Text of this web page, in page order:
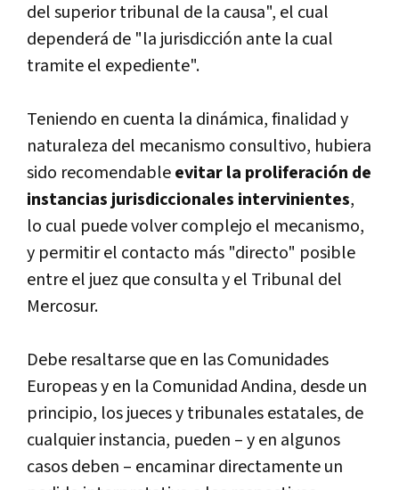
del superior tribunal de la causa", el cual
dependerá de "la jurisdicción ante la cual
tramite el expediente".
Teniendo en cuenta la dinámica, finalidad y
naturaleza del mecanismo consultivo, hubiera
sido recomendableevitar la proliferación de
instancias jurisdiccionales intervinientes,
lo cual puede volver complejo el mecanismo,
y permitir el contacto más "directo" posible
entre el juez que consulta y el Tribunal del
Mercosur.
Debe resaltarse que en las Comunidades
Europeas y en la Comunidad Andina, desde un
principio, los jueces y tribunales estatales, de
cualquier instancia, pueden – y en algunos
casos deben – encaminar directamente un